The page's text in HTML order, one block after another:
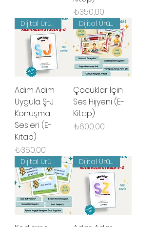
Fiyat
₺350,00
Dijital Ürün
Adım Adım
Uygula Ş-J
Konuşma
Sesleri (E-
Kitap)
Fiyat
₺350,00
Dijital Ürün
Çocuklar İçin
Ses Hijyeni (E-
Kitap)
Fiyat
₺600,00
Dijital Ürün Dijital Ürün